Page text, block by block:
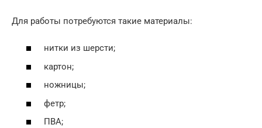
Для работы потребуются такие материалы:
нитки из шерсти;
картон;
ножницы;
фетр;
ПВА;